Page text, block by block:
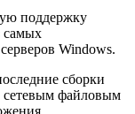
поддержку
самых
Windows.
сборки
сетевым файловым